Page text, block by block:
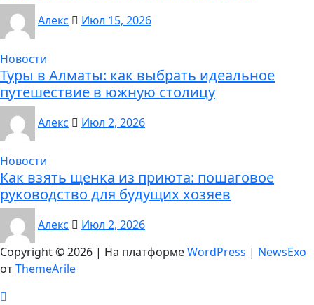
Алекс Июл 15, 2026
Новости
Туры в Алматы: как выбрать идеальное
путешествие в южную столицу
Алекс Июл 2, 2026
Новости
Как взять щенка из приюта: пошаговое
руководство для будущих хозяев
Алекс
Июл 2, 2026
Copyright © 2026 | На платформеWordPress | NewsExo
отThemeArile